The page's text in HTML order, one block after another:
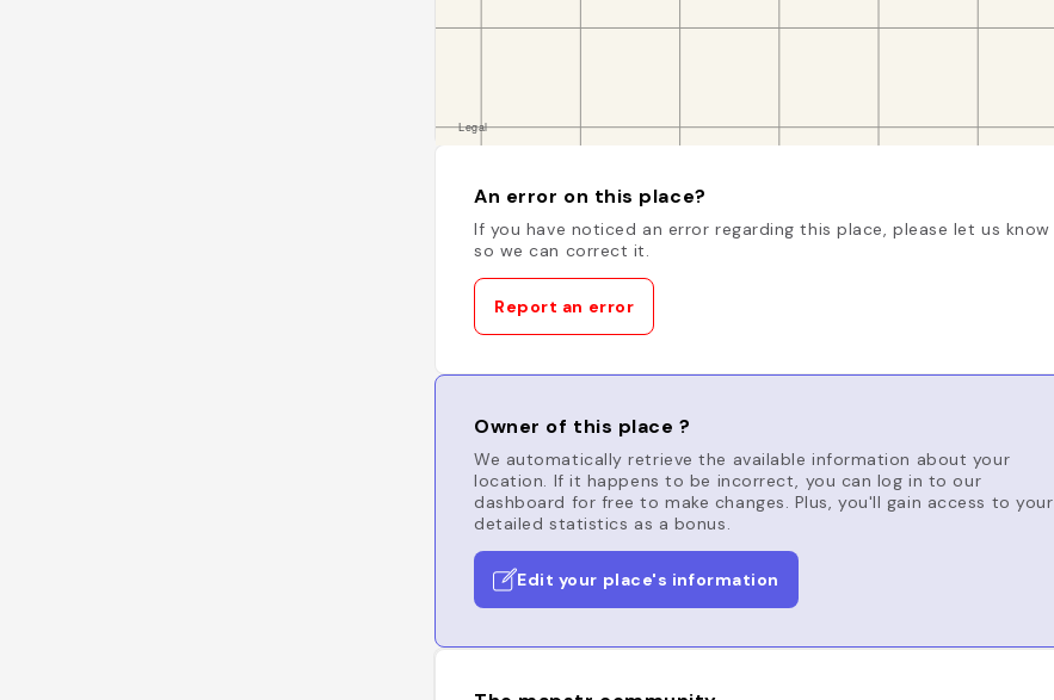
An error on this place?
If you have noticed an error regarding this place, please let us know
so we can correct it.
Report an error
Owner of this place ?
We automatically retrieve the available information about your
location. If it happens to be incorrect, you can log in to our
dashboard for free to make changes. Plus, you'll gain access to your
detailed statistics as a bonus.
Edit your place's information